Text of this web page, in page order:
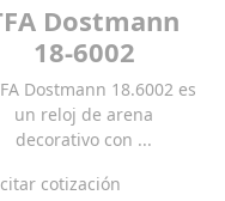
Dostmann
18-6002
Dostmann 18.6002 es
un reloj de arena
decorativo con ...
cotización